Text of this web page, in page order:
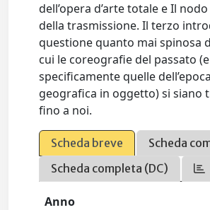
dell’opera d’arte totale e Il
della trasmissione. Il terzo
questione quanto mai spinosa
cui le coreografie del passato (e
specificamente quelle
geografica in oggetto) si siano
fino a noi.
Scheda breve
Scheda
Scheda completa (DC)
Anno